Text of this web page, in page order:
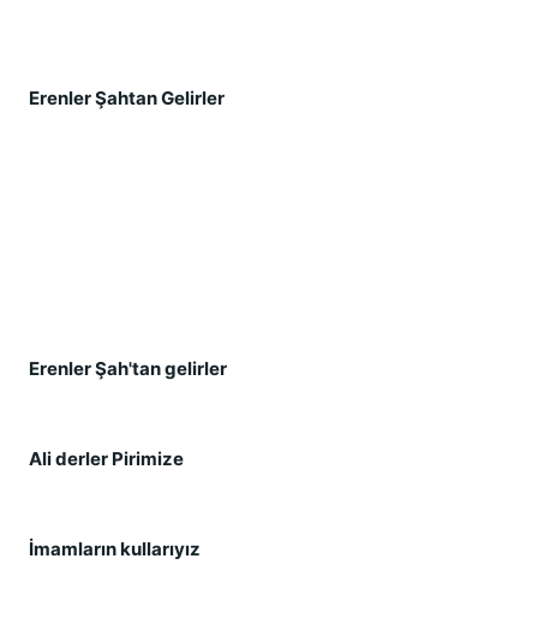
Erenler Şahtan Gelirler
Erenler Şah'tan gelirler
Ali derler Pirimize
İmamların kullarıyız